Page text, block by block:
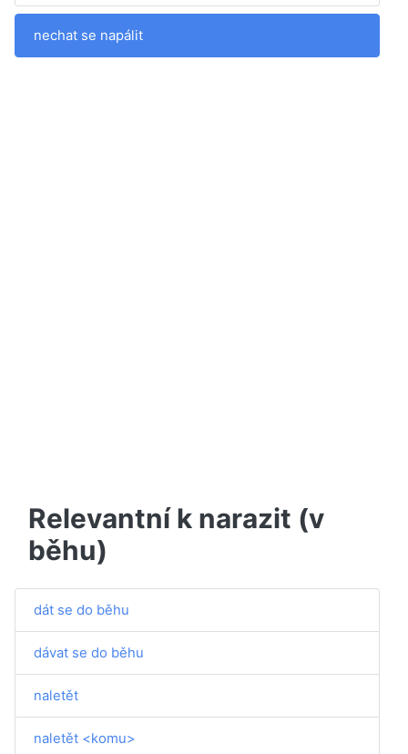
nechat se napálit
Relevantní k narazit (v
běhu)
dát se do běhu
dávat se do běhu
naletět
naletět <komu>